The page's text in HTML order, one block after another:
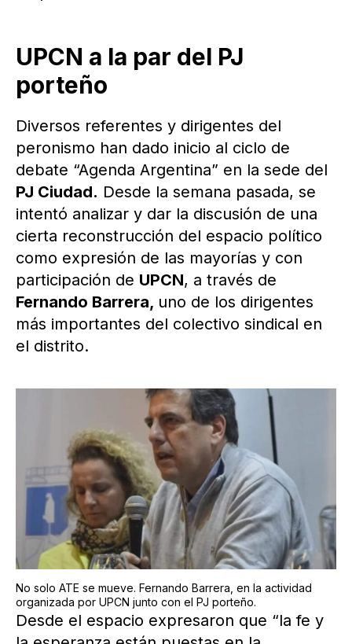
UPCN a la par del PJ
porteño
Diversos referentes y dirigentes del
peronismo han dado inicio al ciclo de
debate “Agenda Argentina” en la sede del
PJ Ciudad. Desde la semana pasada, se
intentó analizar y dar la discusión de una
cierta reconstrucción del espacio político
como expresión de las mayorías y con
participación de UPCN, a través de
Fernando Barrera, uno de los dirigentes
más importantes del colectivo sindical en
el distrito.
No solo ATE se mueve. Fernando Barrera, en la actividad
organizada por UPCN junto con el PJ porteño.
Desde el espacio expresaron que “la fe y